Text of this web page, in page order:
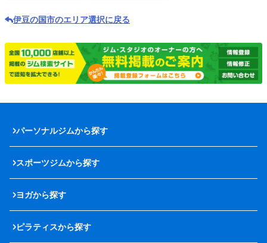
伊豆の国市のエリア選択に戻る
パーソナルジムから探す
スポーツジムから探す
ヨガから探す
ピラティスから探す